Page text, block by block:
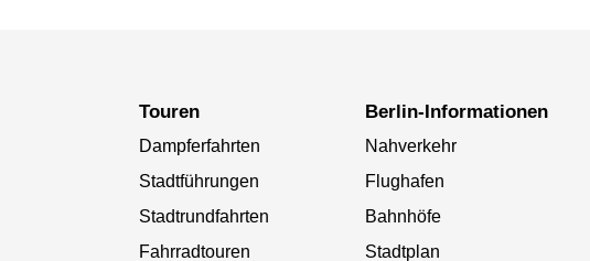
Touren
Dampferfahrten
Stadtführungen
Stadtrundfahrten
Fahrradtouren
Berlin-Informationen
Nahverkehr
Flughafen
Bahnhöfe
Stadtplan